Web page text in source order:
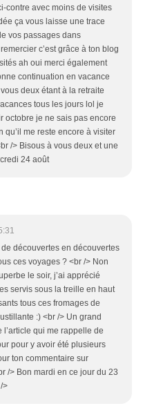
contre avec moins de visites
ça vous laisse une trace
vos passages dans
c’est grâce à ton blog
ah oui merci également
continuation en vacance
deux étant à la retraite
tous les jours lol je
octobre je ne sais pas encore
qu’il me reste encore à visiter
/> Bisous à vous deux et une
24 août
découvertes en découvertes
ces voyages ? <br /> Non
le soir, j’ai apprécié
servis sous la treille en haut
tous ces fromages de
:) <br /> Un grand
qui me rappelle de
pour y avoir été plusieurs
ton commentaire sur
/> Bon mardi en ce jour du 23
>